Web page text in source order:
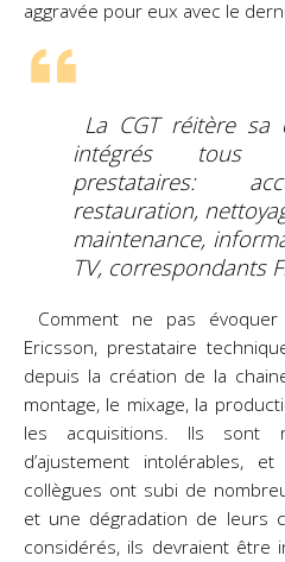
aggravée pour eux avec le
La CGT réitère
intégrés tous
prestataires:
restauration,
maintenance,
TV, correspondants
Comment ne pas évoquer
Ericsson, prestataire
depuis la création de la
montage, le mixage, la
les acquisitions. Ils sont
d’ajustement intolérables,
collègues ont subi de
et une dégradation de leurs
considérés, ils devraient être